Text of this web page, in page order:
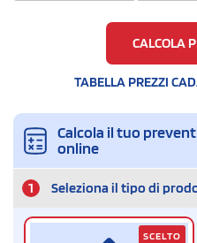
CALCOLA
TABELLA PREZZI
Calcola il tuo
online
1 Seleziona il tipo di
SCELTO